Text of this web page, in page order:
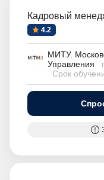
Кадровый
4.2
МИТУ.
Управления
Срок